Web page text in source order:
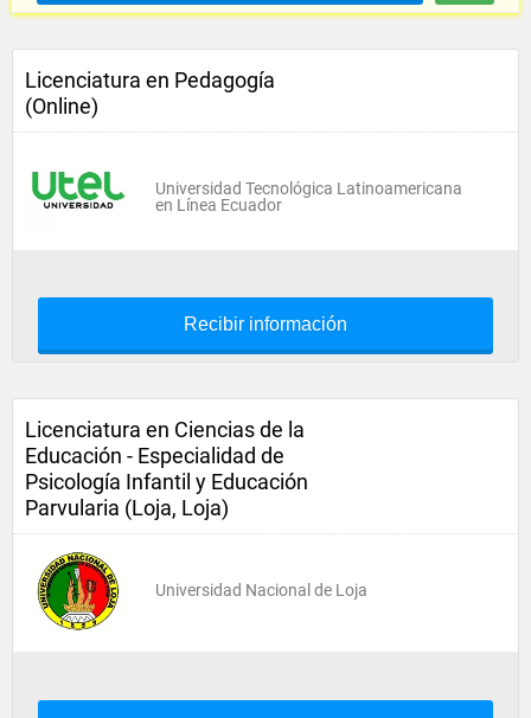
Licenciatura en Pedagogía
(Online)
Universidad Tecnológica Latinoamericana
en Línea Ecuador
Recibir información
Licenciatura en Ciencias de la
Educación - Especialidad de
Psicología Infantil y Educación
Parvularia (Loja, Loja)
Universidad Nacional de Loja